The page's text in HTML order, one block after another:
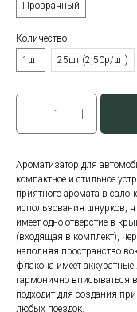
Прозрачный
Количество
1шт
25шт (2,50р/шт)
Ароматизатор для
компактное и стильное
приятного аромата в
использования шнурков,
имеет одно отверстие в
(входящая в комплект),
наполняя пространство
флакона имеет
гармонично вписываться
подходит для создания
любых поездок.